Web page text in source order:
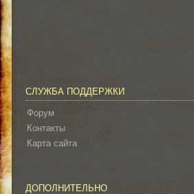
СЛУЖБА ПОДДЕРЖКИ
Форум
Контакты
Карта сайта
ДОПОЛНИТЕЛЬНО